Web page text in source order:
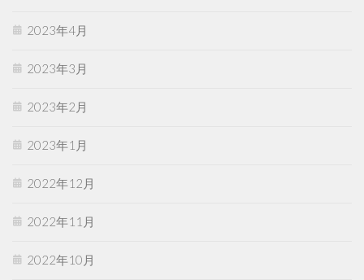
2023年4月
2023年3月
2023年2月
2023年1月
2022年12月
2022年11月
2022年10月